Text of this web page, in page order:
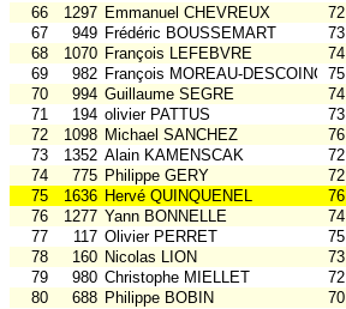
66
1297 Emmanuel CHEVREUX 72
67
949 Frédéric BOUSSEMART 73
68
1070 François LEFEBVRE 74
69
982 François MOREAU-DESCOINGS75
70
994 Guillaume SEGRE 74
71
194 olivier PATTUS 73
72
1098 Michael SANCHEZ 76
73
1352 Alain KAMENSCAK 72
74
775 Philippe GERY 72
75
1636 Hervé QUINQUENEL 76
76
1277 Yann BONNELLE 74
77
117 Olivier PERRET 75
78
160 Nicolas LION 73
79
980 Christophe MIELLET 72
80
688 Philippe BOBIN 70